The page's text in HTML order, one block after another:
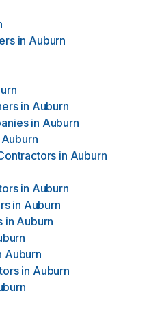
in Auburn
in Auburn
in Auburn
Auburn
in Auburn
in Auburn
in Auburn
in Auburn
Auburn
in Auburn